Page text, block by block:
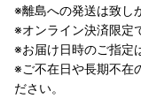
※離島への発送は致し
※オンライン決済限定
※お届け日時のご指定
※ご不在日や長期不在
ださい。